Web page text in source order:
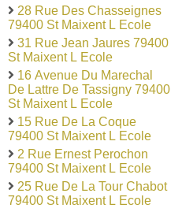
28 Rue Des Chasseignes
79400 St Maixent L Ecole
31 Rue Jean Jaures 79400
St Maixent L Ecole
16 Avenue Du Marechal
De Lattre De Tassigny 79400
St Maixent L Ecole
15 Rue De La Coque
79400 St Maixent L Ecole
2 Rue Ernest Perochon
79400 St Maixent L Ecole
25 Rue De La Tour Chabot
79400 St Maixent L Ecole